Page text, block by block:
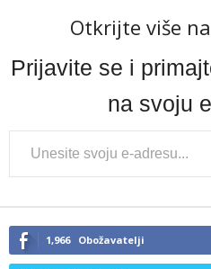
Otkrijte više na
Prijavite se i
na svoju
Type
your
email…
1,966 Obožavatelji